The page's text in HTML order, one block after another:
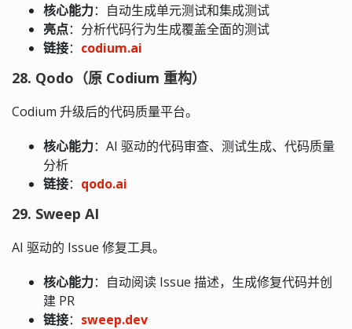
核心能力：自动生成单元测试和集成测试
亮点：分析代码行为生成覆盖全面的测试
链接： codium.ai
28. Qodo（原 Codium 重构）
Codium 升级后的代码质量平台。
核心能力：AI 驱动的代码审查、测试生成、代码质量
分析
链接： qodo.ai
29. Sweep AI
AI 驱动的 Issue 修复工具。
核心能力：自动阅读 Issue 描述，生成修复代码并创
建 PR
链接： sweep.dev